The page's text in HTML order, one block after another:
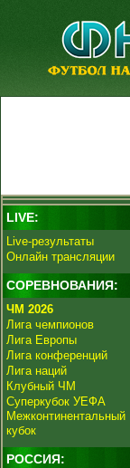
LIVE:
Live-результаты
Онлайн трансляции
СОРЕВНОВАНИЯ:
ЧМ 2026
Лига чемпионов
Лига Европы
Лига конференций
Лига наций
Клубный ЧМ
Суперкубок УЕФА
Межконтинентальный
кубок
РОССИЯ: